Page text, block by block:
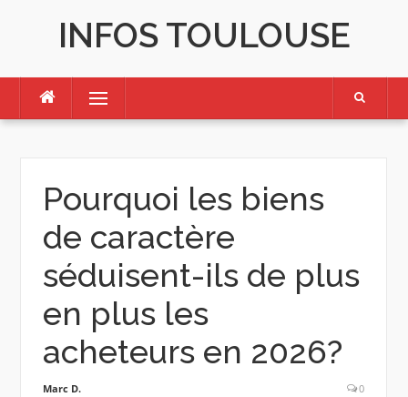
INFOS TOULOUSE
Menu
Pourquoi les biens
de caractère
séduisent-ils de plus
en plus les
acheteurs en 2026?
Marc D. 0